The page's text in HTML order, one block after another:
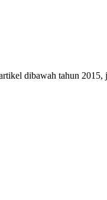
dibawah tahun 2015,